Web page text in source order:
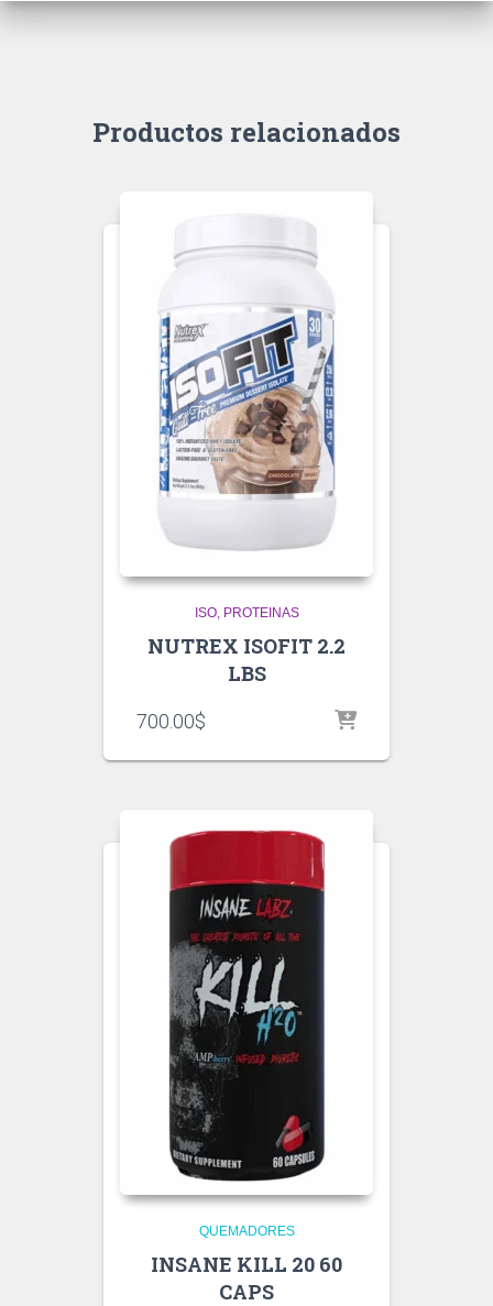
Productos relacionados
ISO PROTEINAS
NUTREX ISOFIT 2.2
LBS
700.00$
QUEMADORES
INSANE KILL 20 60
CAPS